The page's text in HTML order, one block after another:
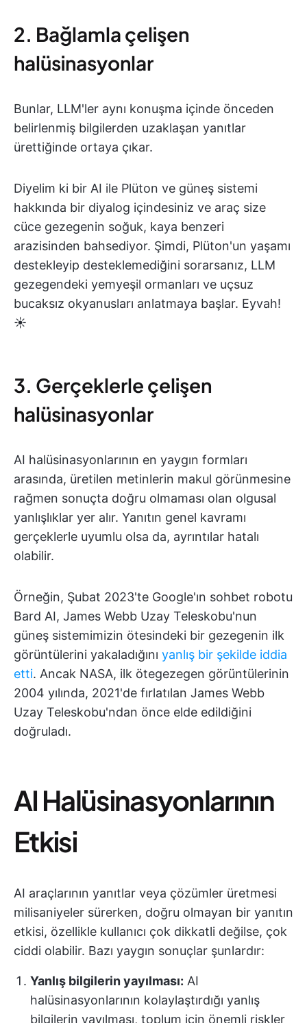
2. Bağlamla çelişen
halüsinasyonlar
Bunlar, LLM'ler aynı konuşma içinde önceden
belirlenmiş bilgilerden uzaklaşan yanıtlar
ürettiğinde ortaya çıkar.
Diyelim ki bir AI ile Plüton ve güneş sistemi
hakkında bir diyalog içindesiniz ve araç size
cüce gezegenin soğuk, kaya benzeri
arazisinden bahsediyor. Şimdi, Plüton'un yaşamı
destekleyip desteklemediğini sorarsanız, LLM
gezegendeki yemyeşil ormanları ve uçsuz
bucaksız okyanusları anlatmaya başlar. Eyvah!
☀️
3. Gerçeklerle çelişen
halüsinasyonlar
AI halüsinasyonlarının en yaygın formları
arasında, üretilen metinlerin makul görünmesine
rağmen sonuçta doğru olmaması olan olgusal
yanlışlıklar yer alır. Yanıtın genel kavramı
gerçeklerle uyumlu olsa da, ayrıntılar hatalı
olabilir.
Örneğin, Şubat 2023'te Google'ın sohbet robotu
Bard AI, James Webb Uzay Teleskobu'nun
güneş sistemimizin ötesindeki bir gezegenin ilk
görüntülerini yakaladığını yanlış bir şekilde iddia
etti. Ancak NASA, ilk ötegezegen görüntülerinin
2004 yılında, 2021'de fırlatılan James Webb
Uzay Teleskobu'ndan önce elde edildiğini
doğruladı.
AI Halüsinasyonlarının
Etkisi
AI araçlarının yanıtlar veya çözümler üretmesi
milisaniyeler sürerken, doğru olmayan bir yanıtın
etkisi, özellikle kullanıcı çok dikkatli değilse, çok
ciddi olabilir. Bazı yaygın sonuçlar şunlardır:
Yanlış bilgilerin yayılması: AI
halüsinasyonlarının kolaylaştırdığı yanlış
bilgilerin yayılması, toplum için önemli riskler